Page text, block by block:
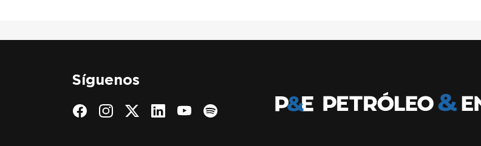
Síguenos